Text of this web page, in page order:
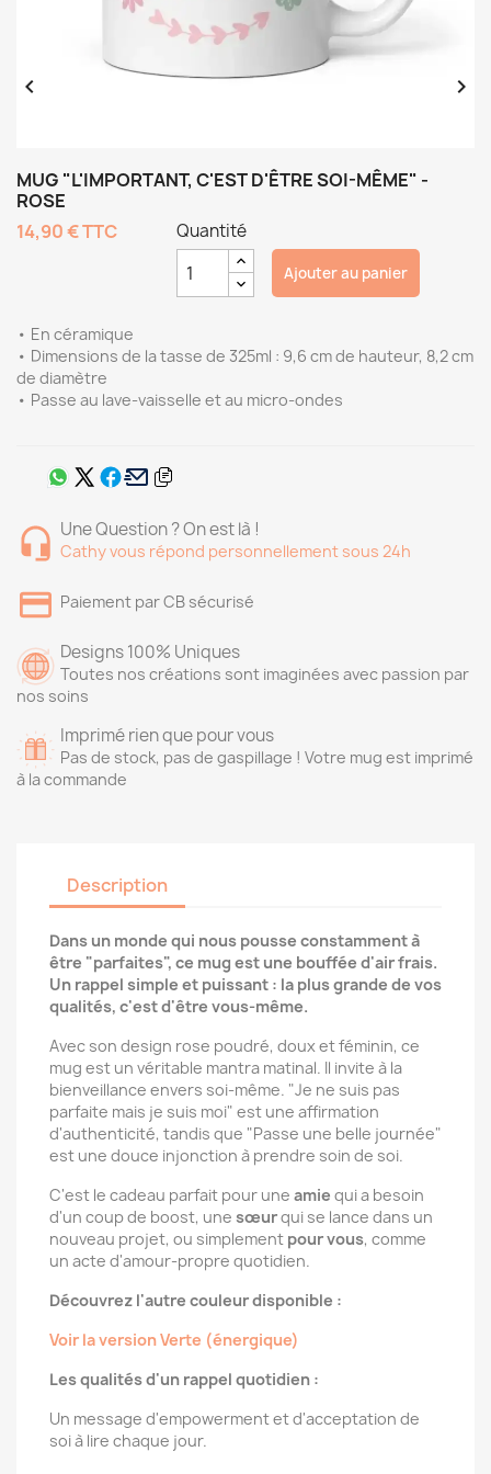
 
MUG "L'IMPORTANT, C'EST D'ÊTRE SOI-MÊME" -
ROSE
14,90 €TTC
• En céramique
• Dimensions de la tasse de 325ml : 9,6 cm de hauteur, 8,2 cm
de diamètre
• Passe au lave-vaisselle et au micro-ondes
Quantité
Ajouter au panier
Une Question ? On est là !
Cathy vous répond personnellement sous 24h
Paiement par CB sécurisé
Designs 100% Uniques
Toutes nos créations sont imaginées avec passion par
nos soins
Imprimé rien que pour vous
Pas de stock, pas de gaspillage ! Votre mug est imprimé
à la commande
Description
Dans un monde qui nous pousse constamment à
être "parfaites", ce mug est une bouffée d'air frais.
Un rappel simple et puissant : la plus grande de vos
qualités, c'est d'être vous-même.
Avec son design rose poudré, doux et féminin, ce
mug est un véritable mantra matinal. Il invite à la
bienveillance envers soi-même. "Je ne suis pas
parfaite mais je suis moi" est une affirmation
d'authenticité, tandis que "Passe une belle journée"
est une douce injonction à prendre soin de soi.
C'est le cadeau parfait pour une amie qui a besoin
d'un coup de boost, une sœurqui se lance dans un
nouveau projet, ou simplement pour vous, comme
un acte d'amour-propre quotidien.
Découvrez l'autre couleur disponible :
Voir la version Verte (énergique)
Les qualités d'un rappel quotidien :
Un message d'empowerment et d'acceptation de
soi à lire chaque jour.